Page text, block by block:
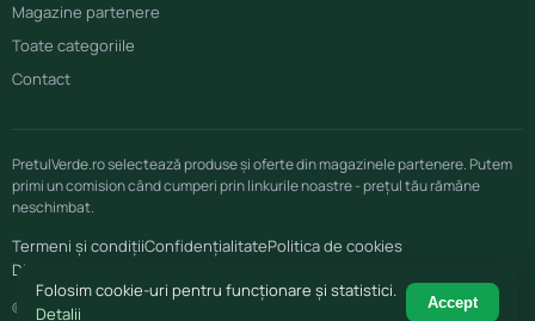
Magazine partenere
Toate categoriile
Contact
PretulVerde.ro selectează produse și oferte din magazinele partenere. Putem
primi un comision când cumperi prin linkurile noastre - prețul tău rămâne
neschimbat.
Termeni și condițiiConfidențialitatePolitica de cookies
Disclaimer afiliere
© 2026 PretulVerde.ro
Folosim cookie-uri pentru funcționare și statistici.
Detalii
Accept